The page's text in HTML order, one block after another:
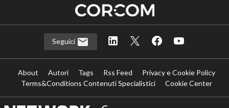
Seguici
About Autori Tags Rss Feed
Privacy e Cookie Policy
Terms&Conditions Contenuti Specialistici
Cookie Center